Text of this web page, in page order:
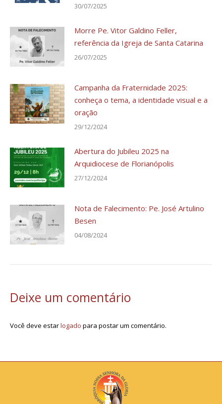
30/07/2025
Morre Pe. Vitor Galdino Feller,
referência da Igreja de Santa Catarina
26/07/2025
Campanha da Fraternidade 2025:
conheça o tema, a identidade visual e a
oração
29/12/2024
Abertura do Jubileu 2025 na
Arquidiocese de Florianópolis
27/12/2024
Nota de Falecimento: Pe. José Artulino
Besen
04/08/2024
Deixe um comentário
Você deve estarlogado para postar um comentário.